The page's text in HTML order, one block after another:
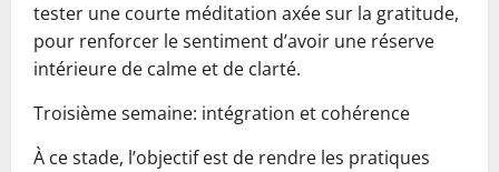
tester une courte méditation axée sur la gratitude,
pour renforcer le sentiment d’avoir une réserve
intérieure de calme et de clarté.
Troisième semaine: intégration et cohérence
À ce stade, l’objectif est de rendre les pratiques